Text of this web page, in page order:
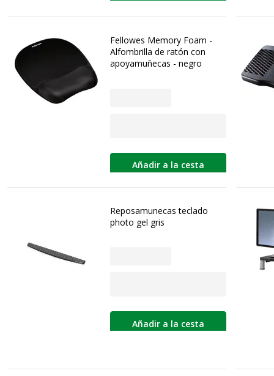
Fellowes Memory Foam -
Alfombrilla de ratón con
apoyamuñecas - negro
Añadir a la cesta
Reposamunecas teclado
photo gel gris
Añadir a la cesta